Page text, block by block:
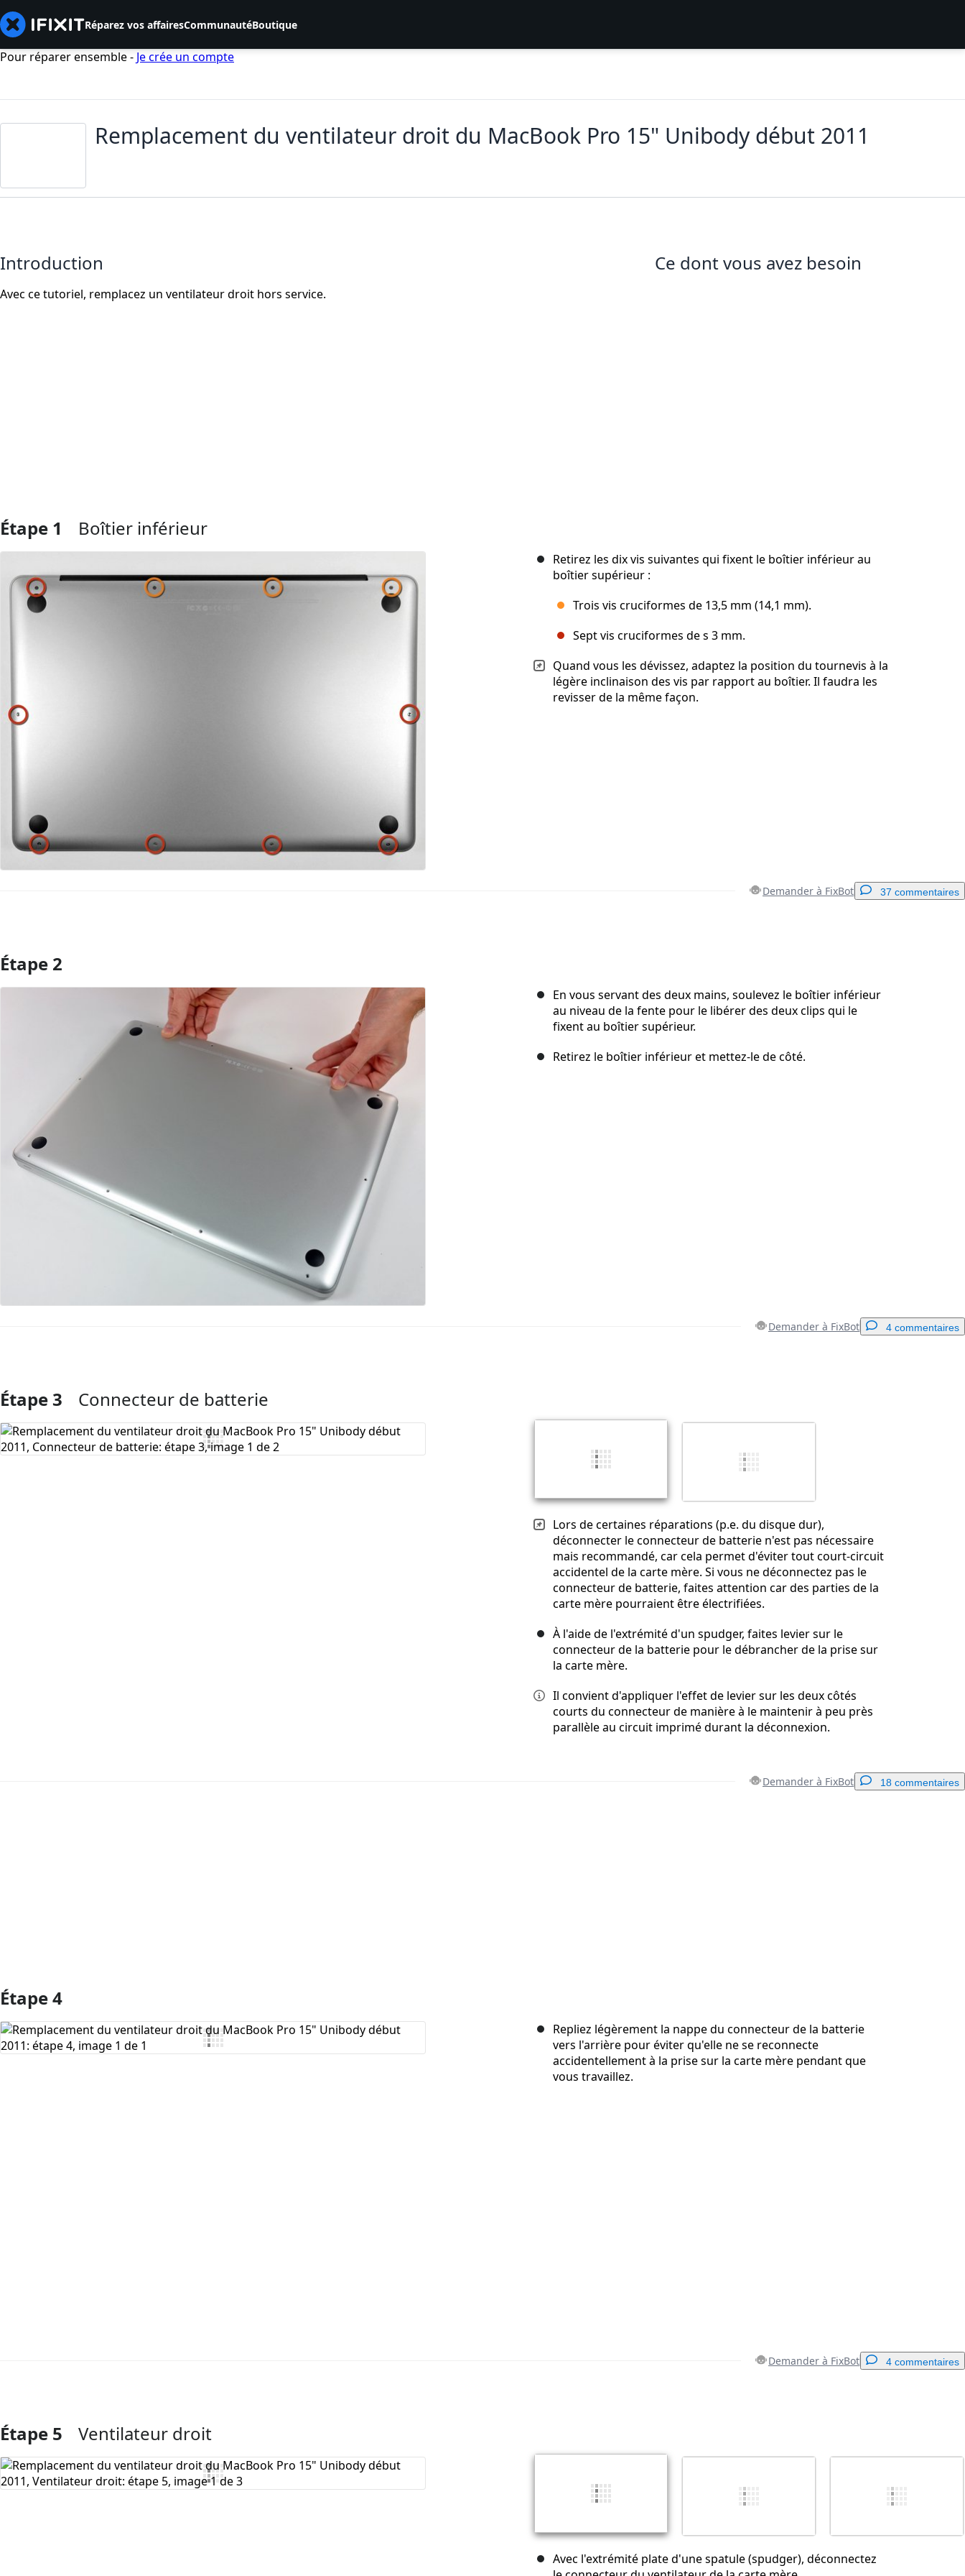
Réparez vos affairesCommunautéBoutique
Pour réparer ensemble - Je crée un compte
Remplacement du ventilateur droit du MacBook Pro 15" Unibody début 2011
Introduction
Avec ce tutoriel, remplacez un ventilateur droit hors service.
Ce dont vous avez besoin
Étape 1 Boîtier inférieur
Retirez les dix vis suivantes qui fixent le boîtier inférieur au
boîtier supérieur :
Trois vis cruciformes de 13,5 mm (14,1 mm).
Sept vis cruciformes de s 3 mm.
Quand vous les dévissez, adaptez la position du tournevis à la
légère inclinaison des vis par rapport au boîtier. Il faudra les
revisser de la même façon.
Demander à FixBot 37 commentaires
Ajouter un commentaire
Étape 2
En vous servant des deux mains, soulevez le boîtier inférieur
au niveau de la fente pour le libérer des deux clips qui le
fixent au boîtier supérieur.
Retirez le boîtier inférieur et mettez-le de côté.
Demander à FixBot 4 commentaires
Ajouter un commentaire
Étape 3 Connecteur de batterie
Lors de certaines réparations (p.e. du disque dur),
déconnecter le connecteur de batterie n'est pas nécessaire
mais recommandé, car cela permet d'éviter tout court-circuit
accidentel de la carte mère. Si vous ne déconnectez pas le
connecteur de batterie, faites attention car des parties de la
carte mère pourraient être électrifiées.
À l'aide de l'extrémité d'un spudger, faites levier sur le
connecteur de la batterie pour le débrancher de la prise sur
la carte mère.
Il convient d'appliquer l'effet de levier sur les deux côtés
courts du connecteur de manière à le maintenir à peu près
parallèle au circuit imprimé durant la déconnexion.
Demander à FixBot 18 commentaires
Étape 4
Repliez légèrement la nappe du connecteur de la batterie
vers l'arrière pour éviter qu'elle ne se reconnecte
accidentellement à la prise sur la carte mère pendant que
vous travaillez.
Demander à FixBot 4 commentaires
Ajouter un commentaire
Publier un commentaire
Étape 5 Ventilateur droit
Avec l'extrémité plate d'une spatule (spudger), déconnectez